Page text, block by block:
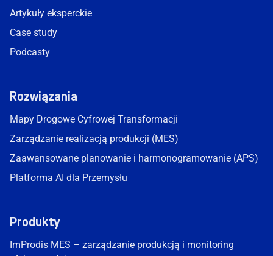
Artykuły eksperckie
Case study
Podcasty
Rozwiązania
Mapy Drogowe Cyfrowej Transformacji
Zarządzanie realizacją produkcji (MES)
Zaawansowane planowanie i harmonogramowanie (APS)
Platforma AI dla Przemysłu
Produkty
ImProdis MES – zarządzanie produkcją i monitoring